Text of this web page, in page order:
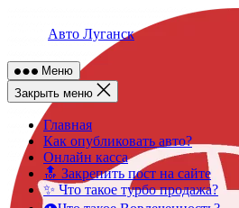
Авто Луганск
Меню
Закрыть меню
Главная
Как опубликовать авто?
Онлайн касса
🔝 Закрепить пост на сайте
✨ Что такое турбо продажа?